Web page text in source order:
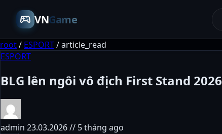
sports_esports VNGame
root/ ESPORT/article_read
ESPORT
BLG lên ngôi vô địch First Stand 2026
admin 23.03.2026 // 5 tháng ago